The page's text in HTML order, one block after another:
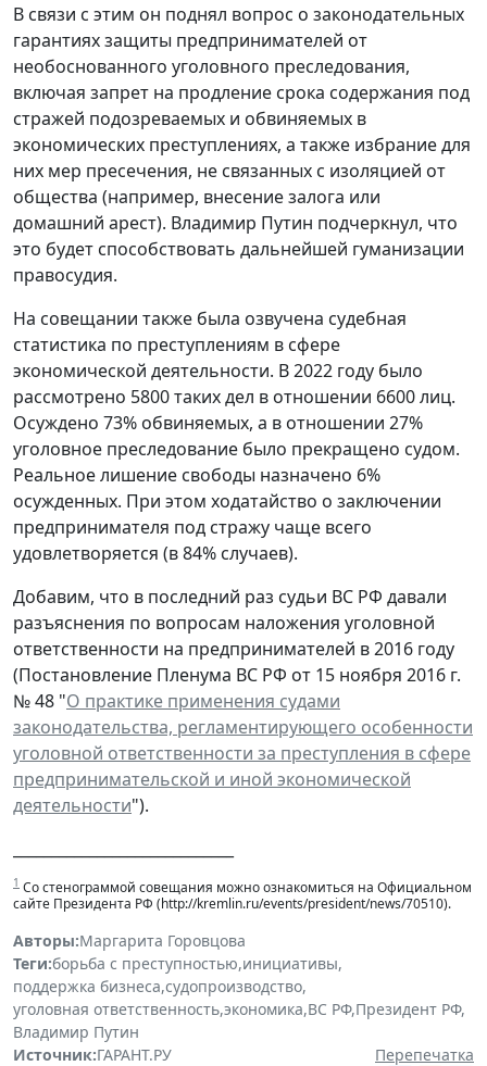
В связи с этим он поднял вопрос о законодательных
гарантиях защиты предпринимателей от
необоснованного уголовного преследования,
включая запрет на продление срока содержания под
стражей подозреваемых и обвиняемых в
экономических преступлениях, а также избрание для
них мер пресечения, не связанных с изоляцией от
общества (например, внесение залога или
домашний арест). Владимир Путин подчеркнул, что
это будет способствовать дальнейшей гуманизации
правосудия.
На совещании также была озвучена судебная
статистика по преступлениям в сфере
экономической деятельности. В 2022 году было
рассмотрено 5800 таких дел в отношении 6600 лиц.
Осуждено 73% обвиняемых, а в отношении 27%
уголовное преследование было прекращено судом.
Реальное лишение свободы назначено 6%
осужденных. При этом ходатайство о заключении
предпринимателя под стражу чаще всего
удовлетворяется (в 84% случаев).
Добавим, что в последний раз судьи ВС РФ давали
разъяснения по вопросам наложения уголовной
ответственности на предпринимателей в 2016 году
(Постановление Пленума ВС РФ от 15 ноября 2016 г.
№ 48 "О практике применения судами
законодательства, регламентирующего особенности
уголовной ответственности за преступления в сфере
предпринимательской и иной экономической
деятельности").
1 Со стенограммой совещания можно ознакомиться на Официальном
сайте Президента РФ (http://kremlin.ru/events/president/news/70510).
Авторы:Маргарита Горовцова
Теги:борьба с преступностью,инициативы,
поддержка бизнеса,судопроизводство,
уголовная ответственность,экономика,ВС РФ,Президент РФ,
Владимир Путин
Источник:ГАРАНТ.РУ
Перепечатка